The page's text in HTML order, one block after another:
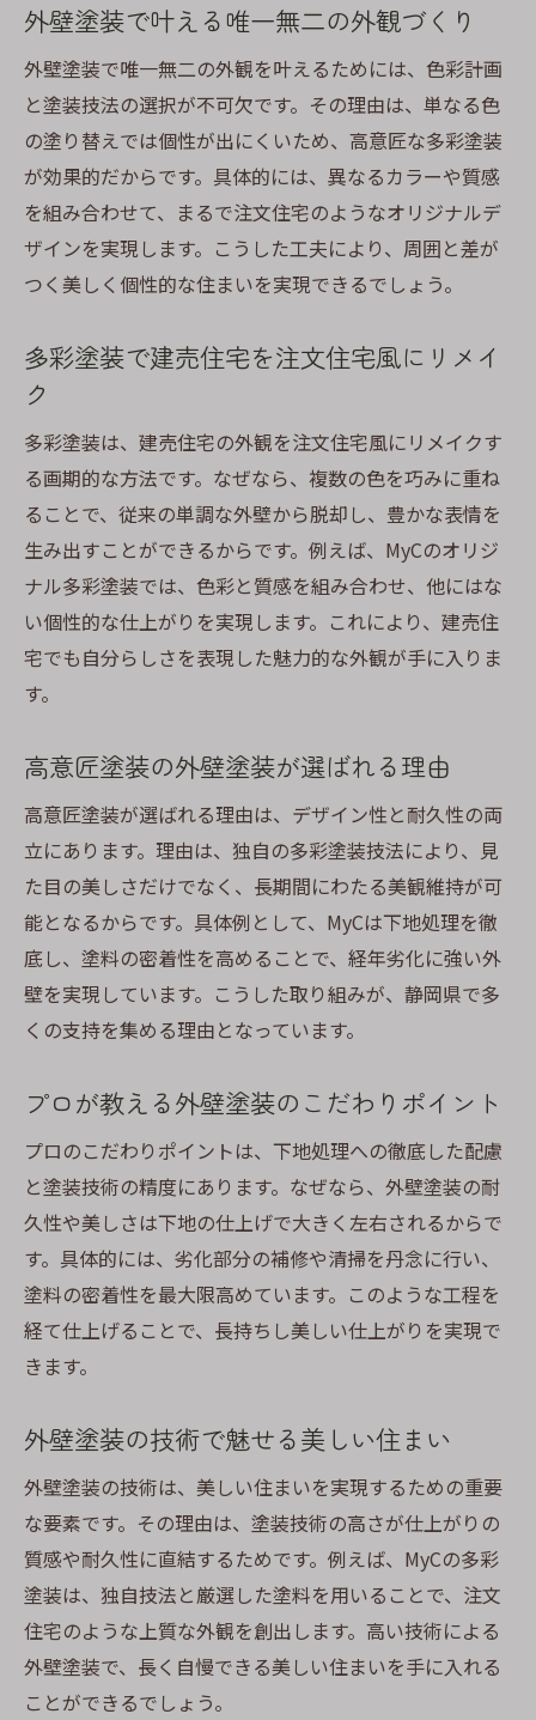
外壁塗装で叶える唯一無二の外観づくり
外壁塗装で唯一無二の外観を叶えるためには、色彩計画
と塗装技法の選択が不可欠です。その理由は、単なる色
の塗り替えでは個性が出にくいため、高意匠な多彩塗装
が効果的だからです。具体的には、異なるカラーや質感
を組み合わせて、まるで注文住宅のようなオリジナルデ
ザインを実現します。こうした工夫により、周囲と差が
つく美しく個性的な住まいを実現できるでしょう。
多彩塗装で建売住宅を注文住宅風にリメイ
ク
多彩塗装は、建売住宅の外観を注文住宅風にリメイクす
る画期的な方法です。なぜなら、複数の色を巧みに重ね
ることで、従来の単調な外壁から脱却し、豊かな表情を
生み出すことができるからです。例えば、MyCのオリジ
ナル多彩塗装では、色彩と質感を組み合わせ、他にはな
い個性的な仕上がりを実現します。これにより、建売住
宅でも自分らしさを表現した魅力的な外観が手に入りま
す。
高意匠塗装の外壁塗装が選ばれる理由
高意匠塗装が選ばれる理由は、デザイン性と耐久性の両
立にあります。理由は、独自の多彩塗装技法により、見
た目の美しさだけでなく、長期間にわたる美観維持が可
能となるからです。具体例として、MyCは下地処理を徹
底し、塗料の密着性を高めることで、経年劣化に強い外
壁を実現しています。こうした取り組みが、静岡県で多
くの支持を集める理由となっています。
プロが教える外壁塗装のこだわりポイント
プロのこだわりポイントは、下地処理への徹底した配慮
と塗装技術の精度にあります。なぜなら、外壁塗装の耐
久性や美しさは下地の仕上げで大きく左右されるからで
す。具体的には、劣化部分の補修や清掃を丹念に行い、
塗料の密着性を最大限高めています。このような工程を
経て仕上げることで、長持ちし美しい仕上がりを実現で
きます。
外壁塗装の技術で魅せる美しい住まい
外壁塗装の技術は、美しい住まいを実現するための重要
な要素です。その理由は、塗装技術の高さが仕上がりの
質感や耐久性に直結するためです。例えば、MyCの多彩
塗装は、独自技法と厳選した塗料を用いることで、注文
住宅のような上質な外観を創出します。高い技術による
外壁塗装で、長く自慢できる美しい住まいを手に入れる
ことができるでしょう。